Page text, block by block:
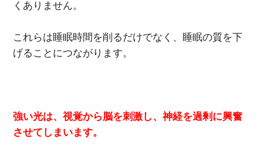
くありません。
これらは睡眠時間を削るだけでなく、睡眠の質を下
げることにつながります。
強い光は、視覚から脳を刺激し、神経を過剰に興奮
させてしまいます。